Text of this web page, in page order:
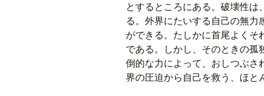
とするところにある。破壊性
る。外界にたいする自己の無力
ができる。たしかに首尾よくそ
である。しかし、そのときの
倒的な力によって、おしつぶさ
界の圧迫から自己を救う、ほと